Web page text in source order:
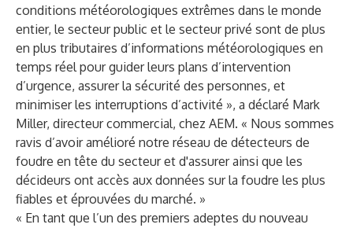
conditions météorologiques extrêmes dans le monde
entier, le secteur public et le secteur privé sont de plus
en plus tributaires d’informations météorologiques en
temps réel pour guider leurs plans d’intervention
d’urgence, assurer la sécurité des personnes, et
minimiser les interruptions d’activité », a déclaré Mark
Miller, directeur commercial, chez AEM. « Nous sommes
ravis d’avoir amélioré notre réseau de détecteurs de
foudre en tête du secteur et d'assurer ainsi que les
décideurs ont accès aux données sur la foudre les plus
fiables et éprouvées du marché. »
« En tant que l’un des premiers adeptes du nouveau